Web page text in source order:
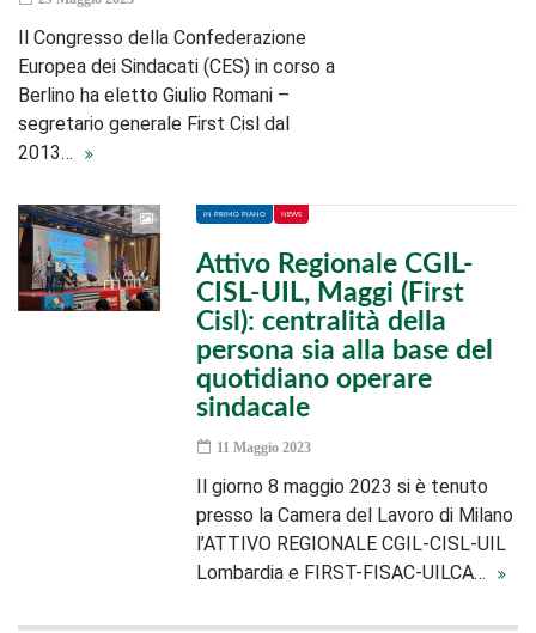
Il Congresso della Confederazione
Europea dei Sindacati (CES) in corso a
Berlino ha eletto Giulio Romani –
segretario generale First Cisl dal
2013…
IN PRIMO PIANO NEWS
Attivo Regionale CGIL-
CISL-UIL, Maggi (First
Cisl): centralità della
persona sia alla base del
quotidiano operare
sindacale
11 Maggio 2023
Il giorno 8 maggio 2023 si è tenuto
presso la Camera del Lavoro di Milano
l’ATTIVO REGIONALE CGIL-CISL-UIL
Lombardia e FIRST-FISAC-UILCA…